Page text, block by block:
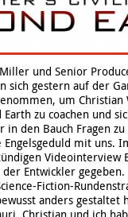
und Senior
sich gestern auf der
um
zu coachen und
in den Bauch Fragen
mit uns.
Videointerview
der Entwickler
Fiction-
anders gestaltet